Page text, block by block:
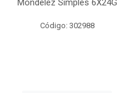
Mondelez Simples 6X24G
Código: 302988